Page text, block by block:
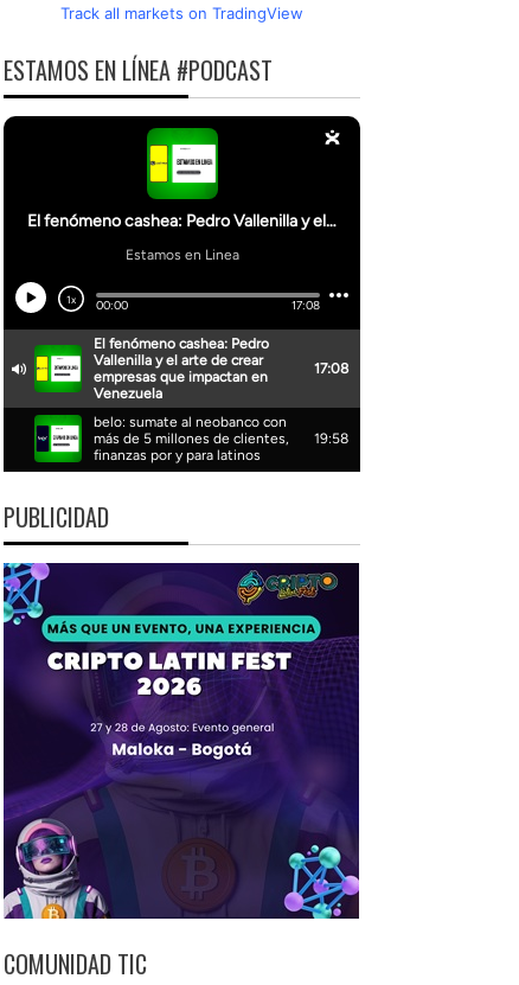
Track all markets on TradingView
ESTAMOS EN LÍNEA #PODCAST
PUBLICIDAD
COMUNIDAD TIC